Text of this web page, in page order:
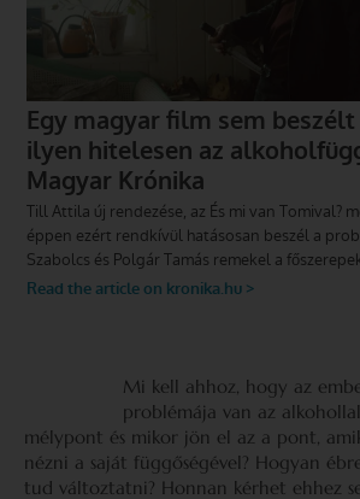
Mi kell ahhoz, hogy az
problémája van az
mélypont és mikor jön el az a pont,
nézni a saját függőségével? Hogyan
tud változtatni? Honnan kérhet ehhez